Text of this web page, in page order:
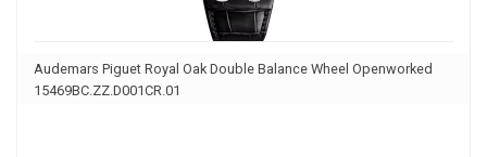
Audemars Piguet Royal Oak Double Balance Wheel Openworked
15469BC.ZZ.D001CR.01